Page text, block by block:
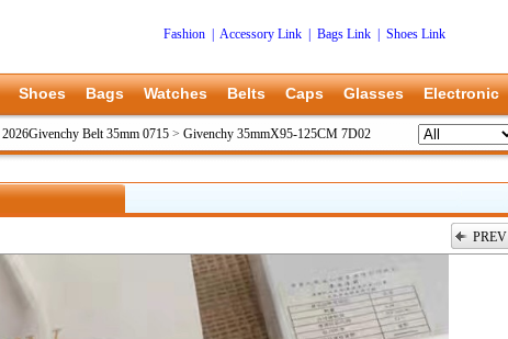
Fashion Accessory Link Bags Link
Shoes Link
Shoes Bags Watches Belts Caps Glasses Electronic
2026Givenchy Belt 35mm 0715 > Givenchy 35mmX95-125CM 7D02
PREV